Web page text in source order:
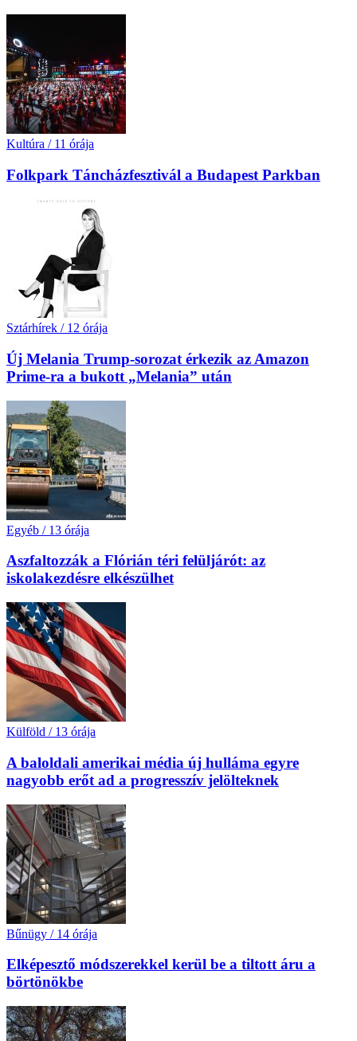
Kultúra / 11 órája
Folkpark Táncházfesztivál a Budapest Parkban
Sztárhírek / 12 órája
Új Melania Trump-sorozat érkezik az Amazon
Prime-ra a bukott „Melania” után
Egyéb / 13 órája
Aszfaltozzák a Flórián téri felüljárót: az
iskolakezdésre elkészülhet
Külföld / 13 órája
A baloldali amerikai média új hulláma egyre
nagyobb erőt ad a progresszív jelölteknek
Bűnügy / 14 órája
Elképesztő módszerekkel kerül be a tiltott áru a
börtönökbe